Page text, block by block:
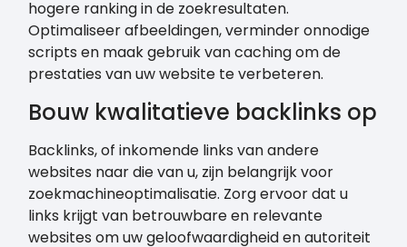
hogere ranking in de zoekresultaten.
Optimaliseer afbeeldingen, verminder onnodige
scripts en maak gebruik van caching om de
prestaties van uw website te verbeteren.
Bouw kwalitatieve backlinks op
Backlinks, of inkomende links van andere
websites naar die van u, zijn belangrijk voor
zoekmachineoptimalisatie. Zorg ervoor dat u
links krijgt van betrouwbare en relevante
websites om uw geloofwaardigheid en autoriteit